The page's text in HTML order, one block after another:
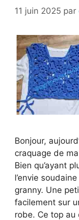
11 juin 2025 par
Bonjour,
craquage de
Bien qu’ayant
l’envie
granny. Une
facilement sur
robe. Ce top